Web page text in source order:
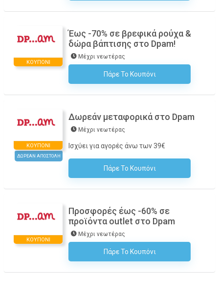
ΚΟΥΠΌΝΙ
Έως -70% σε βρεφικά ρούχα &
δώρα βάπτισης στο Dpam!
Μέχρι νεωτέρας
Πάρε Το Κουπόνι
ΚΟΥΠΌΝΙ
ΔΩΡΕΑΝ ΑΠΟΣΤΟΛΗ
Δωρεάν μεταφορικά στο Dpam
Μέχρι νεωτέρας
Ισχύει για αγορές άνω των 39€
Πάρε Το Κουπόνι
ΚΟΥΠΌΝΙ
Προσφορές έως -60% σε
προϊόντα outlet στο Dpam
Μέχρι νεωτέρας
Πάρε Το Κουπόνι